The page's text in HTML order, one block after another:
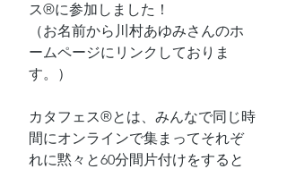
ス®に参加しました！
（お名前から川村あゆみさんのホ
ームページにリンクしておりま
す。）
カタフェス®とは、みんなで同じ時
間にオンラインで集まってそれぞ
れに黙々と60分間片付けをすると